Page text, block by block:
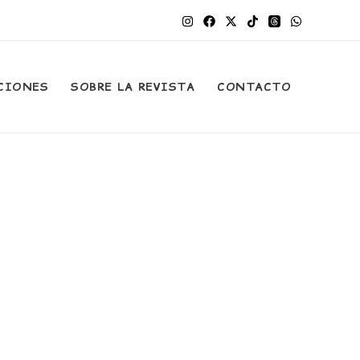
SOBRE LA REVISTA CONTACTO